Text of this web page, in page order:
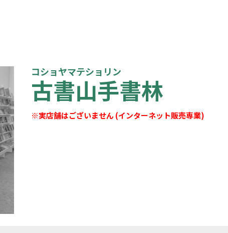
コショヤマテショリン
古書山手書林
※実店舗はございません (インターネット販売専業)